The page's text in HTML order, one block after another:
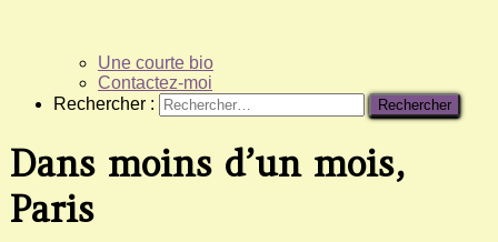
Une courte bio
Contactez-moi
Rechercher :
Dans moins d’un mois,
Paris